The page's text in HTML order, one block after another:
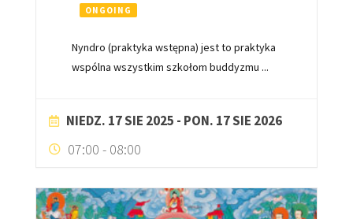
ONGOING
Nyndro (praktyka wstępna) jest to praktyka
wspólna wszystkim szkołom buddyzmu ...
NIEDZ. 17 SIE 2025 - PON. 17 SIE 2026
07:00 - 08:00